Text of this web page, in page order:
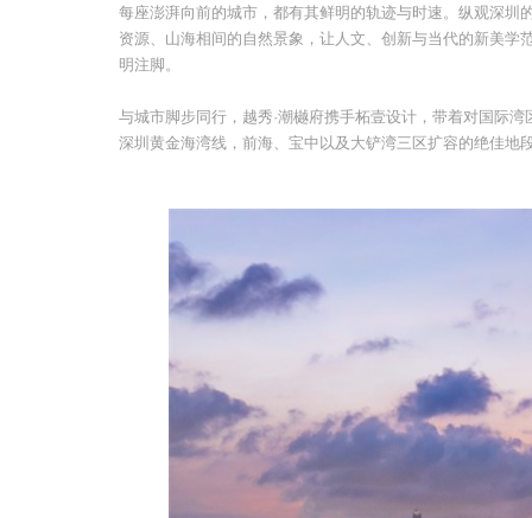
每座澎湃向前的城市，都有其鲜明的轨迹与时速。纵观深圳
资源、山海相间的自然景象，让人文、创新与当代的新美
明注脚。
与城市脚步同行，越秀·潮樾府携手柘壹设计，带着对国际
深圳黄金海湾线，前海、宝中以及大铲湾三区扩容的绝佳地